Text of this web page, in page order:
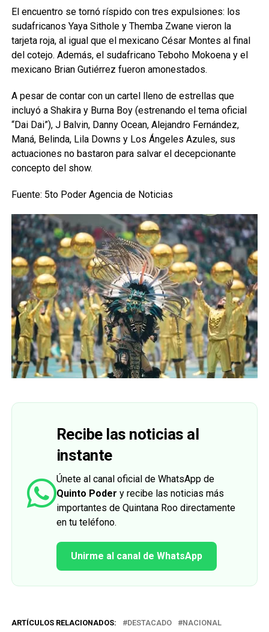
El encuentro se tornó ríspido con tres expulsiones: los
sudafricanos Yaya Sithole y Themba Zwane vieron la
tarjeta roja, al igual que el mexicano César Montes al final
del cotejo. Además, el sudafricano Teboho Mokoena y el
mexicano Brian Gutiérrez fueron amonestados.
A pesar de contar con un cartel lleno de estrellas que
incluyó a Shakira y Burna Boy (estrenando el tema oficial
“Dai Dai”), J Balvin, Danny Ocean, Alejandro Fernández,
Maná, Belinda, Lila Downs y Los Ángeles Azules, sus
actuaciones no bastaron para salvar el decepcionante
concepto del show.
Fuente: 5to Poder Agencia de Noticias
Recibe las noticias al
instante
Únete al canal oficial de WhatsApp de
Quinto Poder y recibe las noticias más
importantes de Quintana Roo directamente
en tu teléfono.
Unirme al canal de WhatsApp
ARTÍCULOS RELACIONADOS: DESTACADO NACIONAL